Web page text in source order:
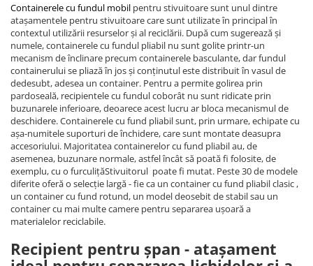
Containerele cu fundul mobil pentru stivuitoare sunt unul dintre
atașamentele pentru stivuitoare care sunt utilizate în principal în
contextul utilizării resurselor și al reciclării. După cum sugerează și
numele, containerele cu fundul pliabil nu sunt golite printr-un
mecanism de înclinare precum containerele basculante, dar fundul
containerului se pliază în jos și conținutul este distribuit în vasul de
dedesubt, adesea un container. Pentru a permite golirea prin
pardoseală, recipientele cu fundul coborât nu sunt ridicate prin
buzunarele inferioare, deoarece acest lucru ar bloca mecanismul de
deschidere. Containerele cu fund pliabil sunt, prin urmare, echipate cu
așa-numitele suporturi de închidere, care sunt montate deasupra
accesoriului. Majoritatea containerelor cu fund pliabil au, de
asemenea, buzunare normale, astfel încât să poată fi folosite, de
exemplu, cu o furculițăStivuitorul poate fi mutat. Peste 30 de modele
diferite oferă o selecție largă - fie ca un container cu fund pliabil clasic ,
un container cu fund rotund, un model deosebit de stabil sau un
container cu mai multe camere pentru separarea ușoară a
materialelor reciclabile.
Recipient pentru șpan - atașament